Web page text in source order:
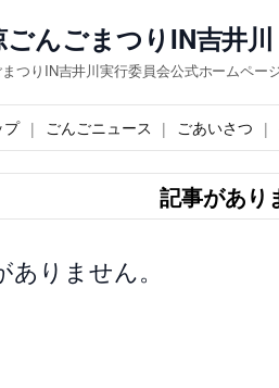
んごまつりIN吉井川
つりIN吉井川実行委員会公式ホームペー
プ ごんごニュース ごあいさつ
記事があり
りません。